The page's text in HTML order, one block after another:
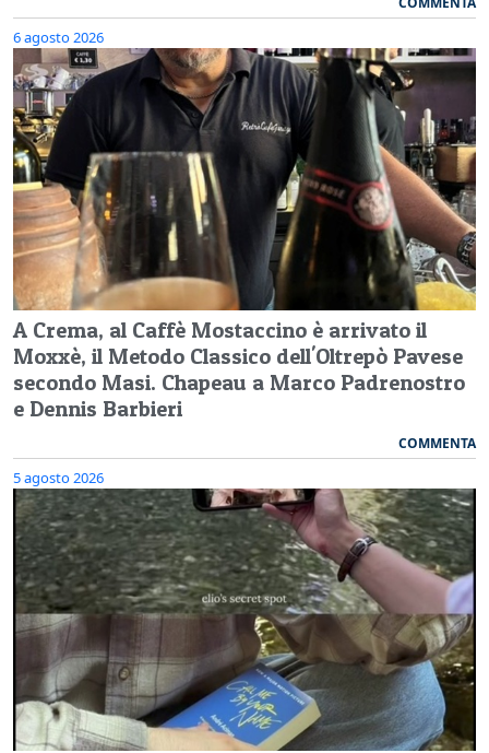
6 agosto 2026
A Crema, al Caffè Mostaccino è arrivato il
Moxxè, il Metodo Classico dell'Oltrepò Pavese
secondo Masi. Chapeau a Marco Padrenostro
e Dennis Barbieri
COMMENTA
5 agosto 2026